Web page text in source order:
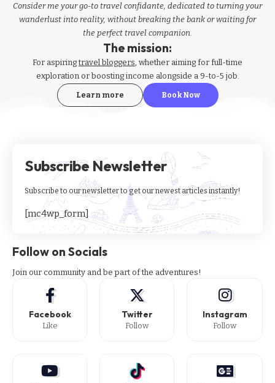
Consider me your go-to travel confidante, dedicated to turning your
wanderlust into reality, without breaking the bank or waiting for
the perfect travel companion.
The mission:
For aspiringtravel bloggers , whether aiming for full-time
exploration or boosting income alongside a 9-to-5 job.
Learn more Book Now
Subscribe Newsletter
Subscribe to our newsletter to get our newest articles instantly!
[mc4wp_form]
Follow on Socials
Join our community and be part of the adventures!
Facebook
Like
Twitter
Follow
Instagram
Follow